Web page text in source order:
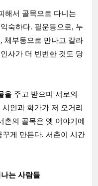
해서 골목으로 다니는
숙하다. 필운동으로, 누
체부동으로 만나고 갈라
사가 더 빈번한 것도 당
을 주고 받으며 서로의
인과 화가가 저 오거리
촌의 골목은 옛 이야기에
게 만든다. 서촌이 시간
는 사람들